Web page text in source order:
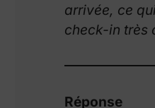
arrivée, ce
check-in très
Réponse